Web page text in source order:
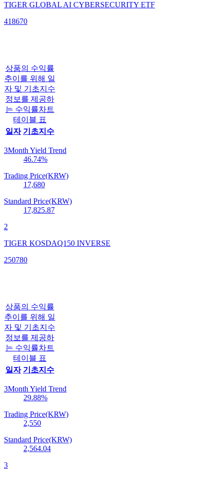
TIGER GLOBAL AI CYBERSECURITY ETF
418670
상품의 수익률
추이를 위해 일
자 및 기초지수
정보를 제공하
는 수익률차트
테이블 표
일자 기초지수
3Month Yield Trend
46.74%
Trading Price(KRW)
17,680
Standard Price(KRW)
17,825.87
2
TIGER KOSDAQ150 INVERSE
250780
상품의 수익률
추이를 위해 일
자 및 기초지수
정보를 제공하
는 수익률차트
테이블 표
일자 기초지수
3Month Yield Trend
29.88%
Trading Price(KRW)
2,550
Standard Price(KRW)
2,564.04
3